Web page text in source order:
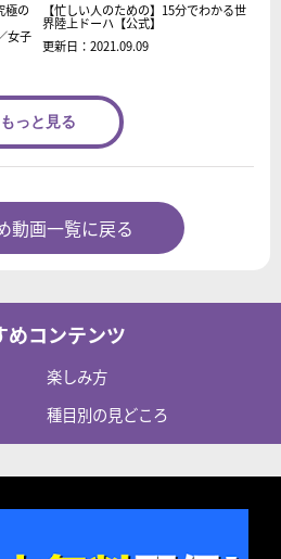
極の
女子
【忙しい人のための】15分でわかる世
界陸上ドーハ【公式】
更新日：2021.09.09
もっと見る
動画一覧に戻る
めコンテンツ
楽しみ方
種目別の見どころ